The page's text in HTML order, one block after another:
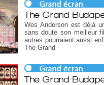
The Grand
Wes Anderson est déjà
sans doute son meilleur
autres pourraient aussi
The Grand
The Grand